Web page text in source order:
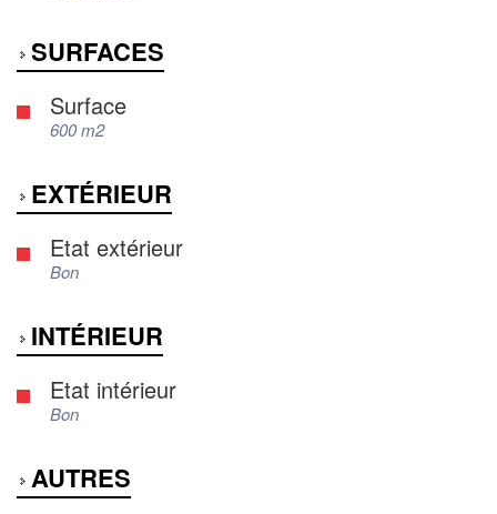
SURFACES
Surface
600 m2
EXTÉRIEUR
Etat extérieur
Bon
INTÉRIEUR
Etat intérieur
Bon
AUTRES